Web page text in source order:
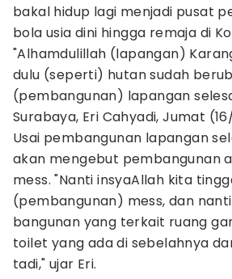
bakal hidup lagi menjadi pusat
bola usia dini hingga remaja di
"Alhamdulillah (lapangan)
dulu (seperti) hutan sudah
(pembangunan) lapangan
Surabaya, Eri Cahyadi, Jumat
Usai pembangunan lapangan
akan mengebut pembangunan
mess. "Nanti insyaAllah kita
(pembangunan) mess, dan
bangunan yang terkait ruang
toilet yang ada di sebelahnya
tadi," ujar Eri.